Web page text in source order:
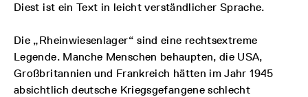
Diest ist ein Text in leicht verständlicher Sprache.
Die „Rheinwiesenlager“ sind eine rechtsextreme
Legende. Manche Menschen behaupten, die USA,
Großbritannien und Frankreich hätten im Jahr 1945
absichtlich deutsche Kriegsgefangene schlecht